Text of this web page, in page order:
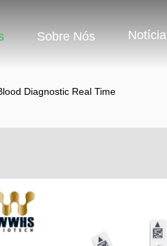
Sobre Nós Notícia
Diagnostic Real Time